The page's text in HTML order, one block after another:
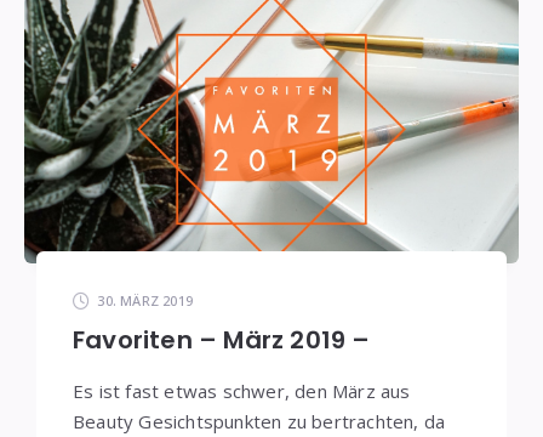
30. MÄRZ 2019
Favoriten – März 2019 –
Es ist fast etwas schwer, den März aus
Beauty Gesichtspunkten zu bertrachten, da